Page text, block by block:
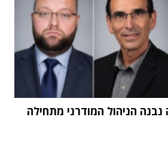
הניהול המודרני מתחילה